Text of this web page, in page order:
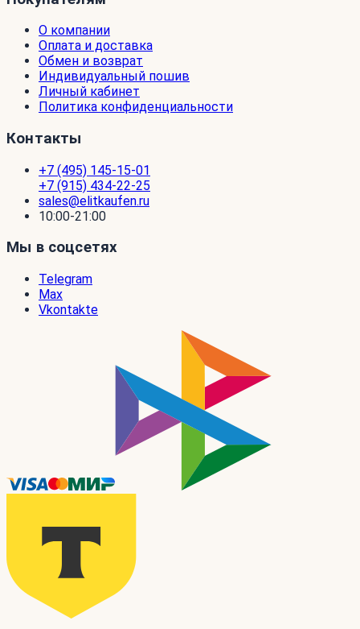
О компании
Оплата и доставка
Обмен и возврат
Индивидуальный пошив
Личный кабинет
Политика конфиденциальности
Контакты
+7 (495) 145-15-01
+7 (915) 434-22-25
sales@elitkaufen.ru
10:00-21:00
Мы в соцсетях
Telegram
Max
Vkontakte